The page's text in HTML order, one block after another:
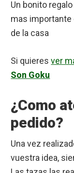
Un bonito
mas importante
de la casa
Si quieresver
Son Goku
¿Como
pedido?
Una vez
vuestra idea,